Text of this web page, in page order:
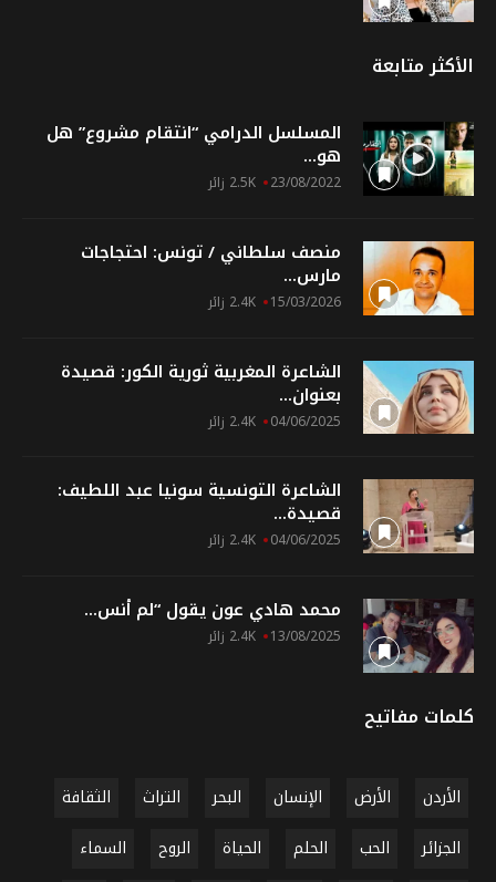
الأكثر متابعة
المسلسل الدرامي “انتقام مشروع” هل
هو...
23/08/2022 2.5K زائر
منصف سلطاني / تونس: احتجاجات
مارس...
15/03/2026 2.4K زائر
الشاعرة المغربية ثورية الكور: قصيدة
بعنوان...
04/06/2025 2.4K زائر
الشاعرة التونسية سونيا عبد اللطيف:
قصيدة...
04/06/2025 2.4K زائر
محمد هادي عون يقول “لم أنس...
13/08/2025 2.4K زائر
كلمات مفاتيح
الأردن الأرض الإنسان البحر التراث
الثقافة
الجزائر
الحب الحلم الحياة الروح
السماء